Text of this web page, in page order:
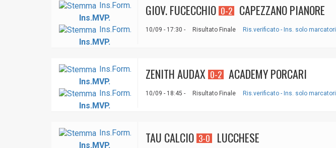
GIOV. FUCECCHIO 0-2 CAPEZZANO PIANORE
10/09 - 17:30 - Risultato Finale Ris.verificato - Ins. solo marcatori
Ins.Form.
Ins.MVP.
Ins.Form.
Ins.MVP.
ZENITH AUDAX 0-2 ACADEMY PORCARI
10/09 - 18:45 - Risultato Finale Ris.verificato - Ins. solo marcatori
Ins.Form.
Ins.MVP.
Ins.Form.
Ins.MVP.
TAU CALCIO 3-0 LUCCHESE
Ins.Form.
Ins.MVP.